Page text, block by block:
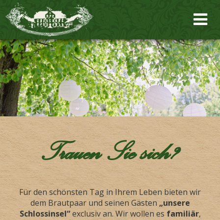
Trauen Sie sich?
Für den schönsten Tag in Ihrem Leben bieten wir
dem Brautpaar und seinen Gästen„unsere
Schlossinsel“exclusiv an. Wir wollen es familiär,